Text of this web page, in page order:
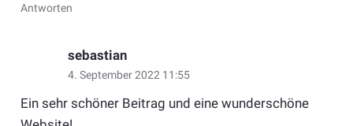
Antworten
sebastian
4. September 2022 11:55
Ein sehr schöner Beitrag und eine wunderschöne